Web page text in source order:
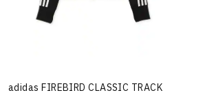
adidas FIREBIRD CLASSIC TRACK